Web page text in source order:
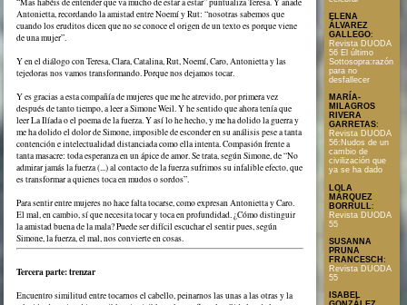
Antonietta, recordando la amistad entre Noemí y Rut: “nosotras sabemos que
cuando los eruditos dicen que no se conoce el origen de un texto es porque viene
de una mujer”.
Y en el diálogo con Teresa, Clara, Catalina, Rut, Noemí, Caro, Antonietta y las
tejedoras nos vamos transformando. Porque nos dejamos tocar.
Y es gracias a esta compañía de mujeres que me he atrevido, por primera vez
después de tanto tiempo, a leer a Simone Weil. Y he sentido que ahora tenía que
leer La Ilíada o el poema de la fuerza. Y así lo he hecho, y me ha dolido la guerra y
me ha dolido el dolor de Simone, imposible de esconder en su análisis pese a tanta
contención e intelectualidad distanciada como ella intenta. Compasión frente a
tanta masacre: toda esperanza en un ápice de amor. Se trata, según Simone, de “No
admirar jamás la fuerza (...) al contacto de la fuerza sufrimos su infalible efecto, que
es transformar a quienes toca en mudos o sordos”.
Para sentir entre mujeres no hace falta tocarse, como expresan Antonietta y Caro.
El mal, en cambio, sí que necesita tocar y toca en profundidad. ¿Cómo distinguir
la amistad buena de la mala? Puede ser difícil escuchar el sentir pues, según
Simone, la fuerza, el mal, nos convierte en cosas.
Tercera parte: trenzar
Encuentro similitud entre tocarnos el cabello, peinarnos las unas a las otras y la
ELENA
ÁLVAREZ
GALLEGO:
Revista DUODA
56 El último
Sottosopra:razón
para no
desfallecer
MARÍA-
MILAGROS
RIVERA
GARRETAS:
Revista DUODA
56:Nudos de un
cambio de
civilización que
ya se ha dado
LOLA
MÁRQUEZ
BORRULL :
Revista DUODA
55
SUSANNA
PRUNA
FRANCESCH :
Revista DUODA
55
ISABEL